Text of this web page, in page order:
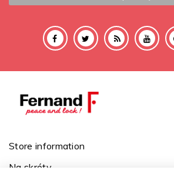
Store information
Na skróty